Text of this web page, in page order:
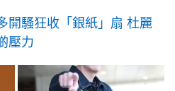
開騷狂收「銀紙」扇 杜麗
壓力